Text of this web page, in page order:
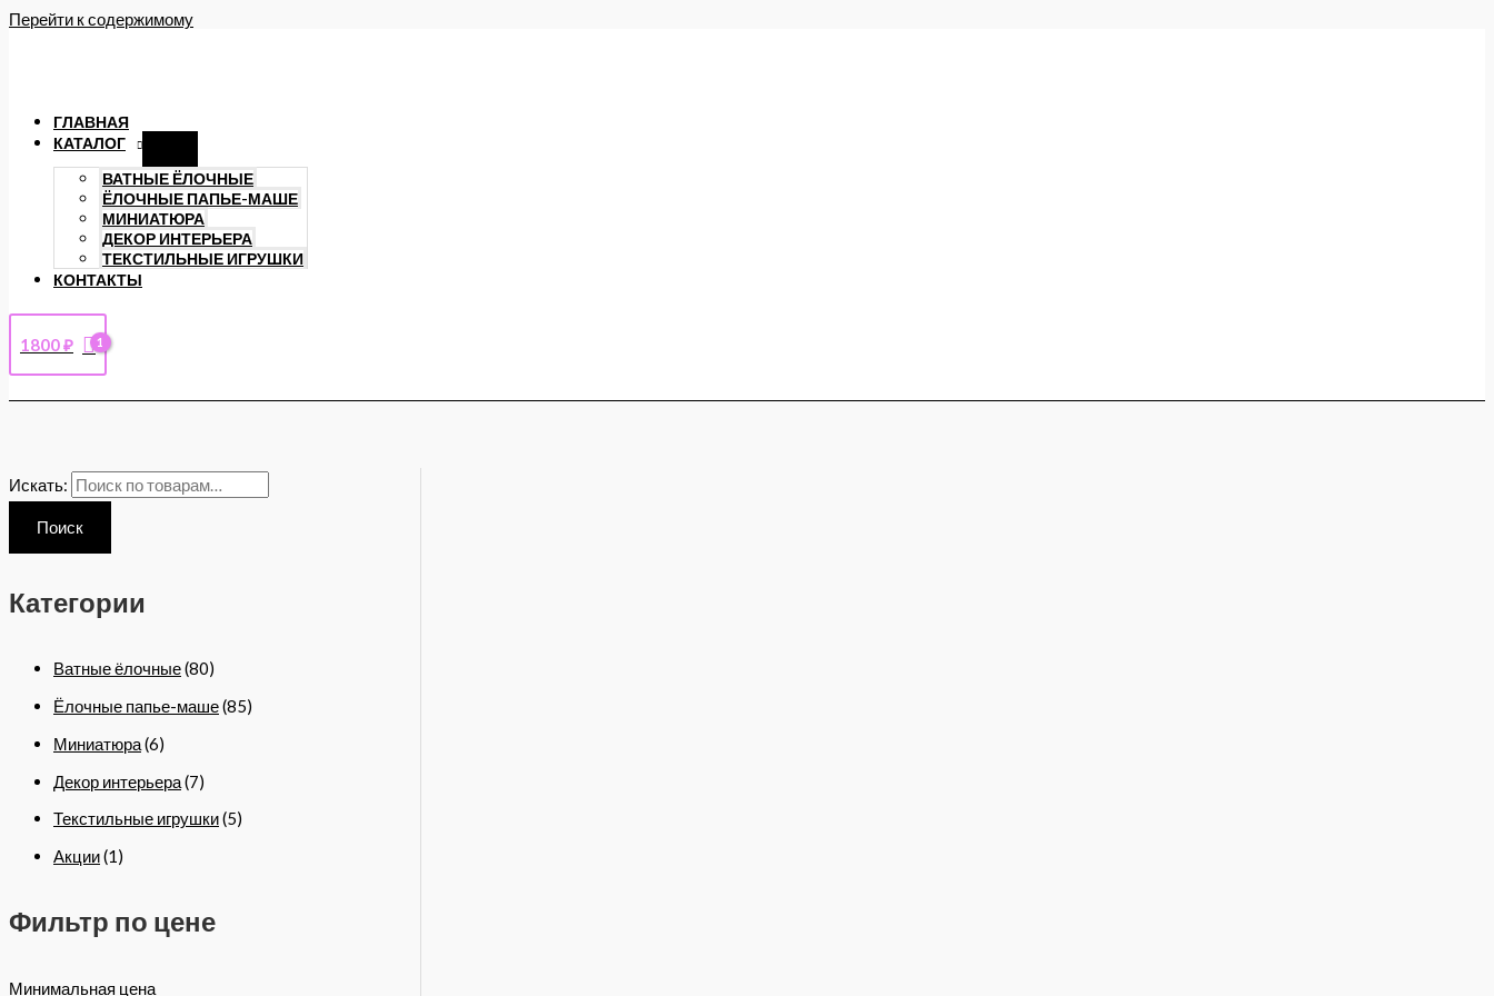
Перейти к содержимому
ГЛАВНАЯ
КАТАЛОГ
ВАТНЫЕ ЁЛОЧНЫЕ
ЁЛОЧНЫЕ ПАПЬЕ-МАШЕ
МИНИАТЮРА
ДЕКОР ИНТЕРЬЕРА
ТЕКСТИЛЬНЫЕ ИГРУШКИ
КОНТАКТЫ
1800₽
Искать:
Поиск
Категории
Ватные ёлочные(80)
Ёлочные папье-маше(85)
Миниатюра(6)
Декор интерьера(7)
Текстильные игрушки(5)
Акции(1)
Фильтр по цене
Минимальная цена